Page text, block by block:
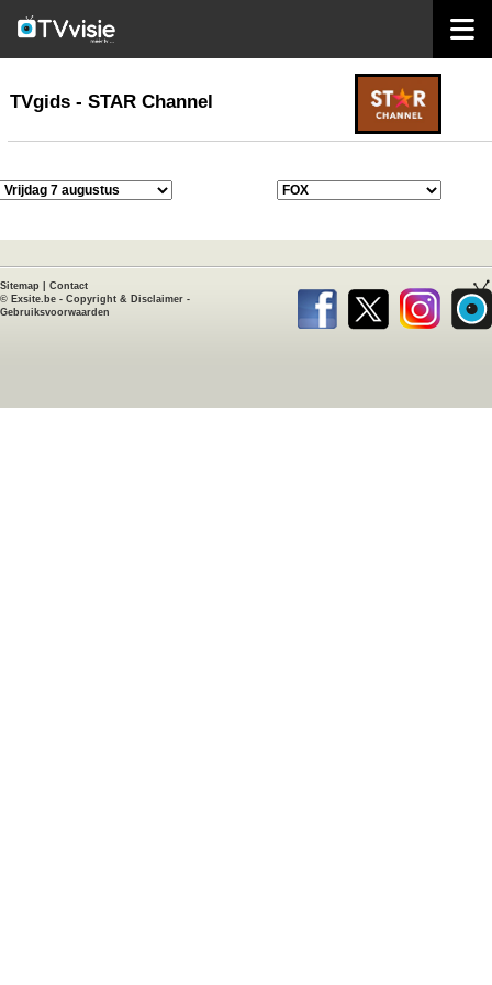
TVgids
TVgids - STAR Channel
Sitemap
Contact
© Exsite.be - Copyright & Disclaimer -
Gebruiksvoorwaarden